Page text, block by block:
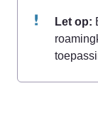
Let op: